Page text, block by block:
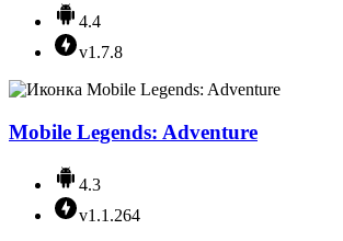
4.4
v1.7.8
Mobile Legends: Adventure
4.3
v1.1.264